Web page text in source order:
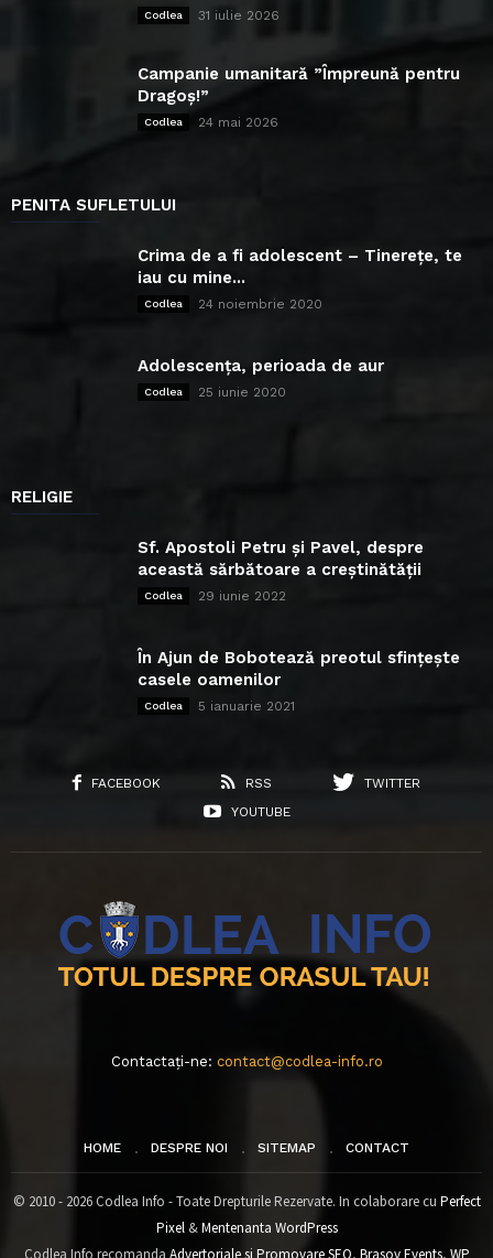
Codlea 31 iulie 2026
Campanie umanitară ”Împreună pentru
Dragoș!”
Codlea 24 mai 2026
PENITA SUFLETULUI
Crima de a fi adolescent – Tinerețe, te
iau cu mine...
Codlea 24 noiembrie 2020
Adolescența, perioada de aur
Codlea 25 iunie 2020
RELIGIE
Sf. Apostoli Petru și Pavel, despre
această sărbătoare a creștinătății
Codlea 29 iunie 2022
În Ajun de Bobotează preotul sfințește
casele oamenilor
Codlea 5 ianuarie 2021
FACEBOOK RSS
TWITTER
YOUTUBE
Contactați-ne: contact@codlea-info.ro
HOME DESPRE NOI SITEMAP CONTACT
© 2010 - 2026 Codlea Info - Toate Drepturile Rezervate. In colaborare cu Perfect
Pixel&Mentenanta WordPress
Codlea Info recomanda Advertoriale si Promovare SEO, Brasov Events, WP